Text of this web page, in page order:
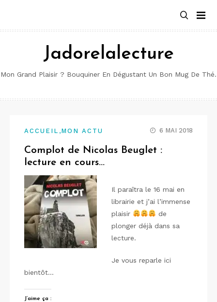
contenu
Jadorelalecture
Mon Grand Plaisir ? Bouquiner En Dégustant Un Bon Mug De Thé.
ACCUEIL ,MON ACTU 6 MAI 2018
Complot de Nicolas Beuglet :
lecture en cours…
Il paraîtra le 16 mai en
librairie et j’ai l’immense
plaisir
de
plonger déjà dans sa
lecture.
Je vous reparle ici
bientôt…
J’aime ça :